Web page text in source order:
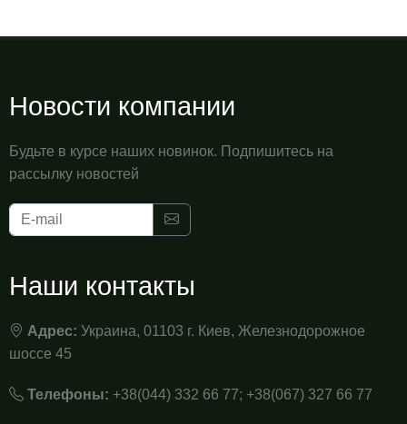
Новости компании
Будьте в курсе наших новинок. Подпишитесь на
рассылку новостей
Наши контакты
Адрес: Украина, 01103 г. Киев, Железнодорожное
шоссе 45
Телефоны: +38(044) 332 66 77; +38(067) 327 66 77